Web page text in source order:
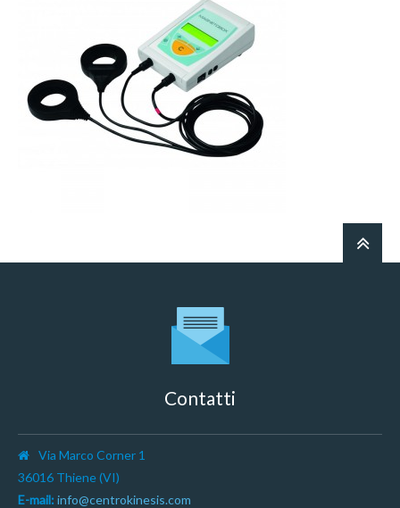
Contatti
Via Marco Corner 1
36016 Thiene (VI)
E-mail: info@centrokinesis.com